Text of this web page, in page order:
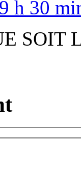
h 30